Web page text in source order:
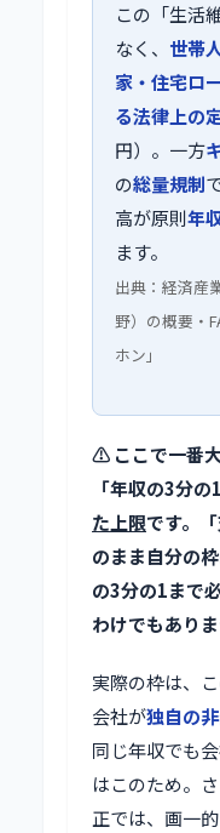
この「生活
なく、 世帯
家・住宅ロ
る法律上の
円）。一方
の総量規制
高が原則年
ます。
出典：経済産
野）の概要・
ホン」
⚠️ ここで一番
「年収の3分
た上限です。
のまま自分の
の3分の1まで
わけでもありま
実際の枠は、
会社が独自の
同じ年収でも
はこのため。
正では、画一